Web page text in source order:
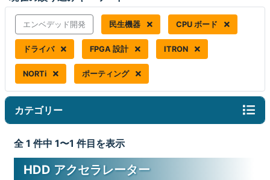
エンベデッド開発 民生機器 CPU ボード
ドライバ FPGA 設計 ITRON
NORTi ポーティング
カテゴリー
全 1 件中 1〜1 件目を表示
HDD アクセラレーター